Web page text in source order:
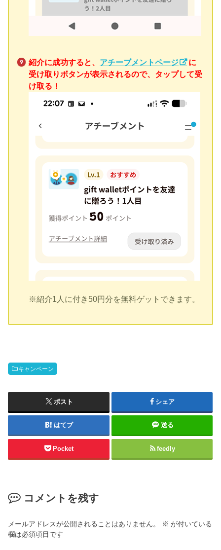
紹介に成功すると、 アチーブメントページ
に
受け取りボタンが表示されるので、タップして受
け取る！
※紹介1人に付き50円分を無料ゲットできます。
キャンペーン
ポスト シェア
はてブ 送る
Pocket feedly
コメントを残す
メールアドレスが公開されることはありません。 ※ が付いている
欄は必須項目です